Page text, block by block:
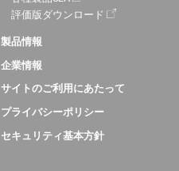
評価版ダウンロード
製品情報
企業情報
サイトのご利用にあたって
プライバシーポリシー
セキュリティ基本方針